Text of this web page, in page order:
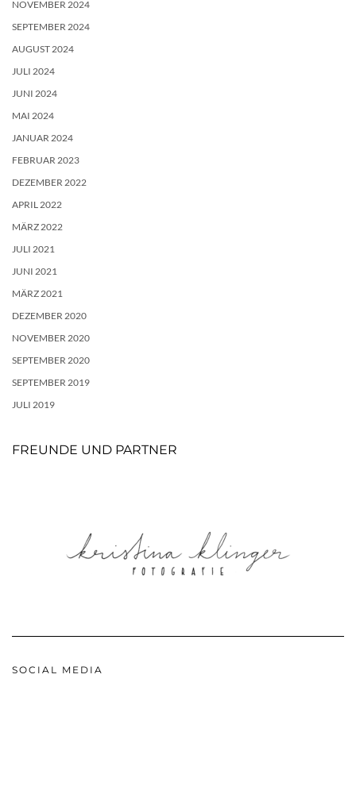
NOVEMBER 2024
SEPTEMBER 2024
AUGUST 2024
JULI 2024
JUNI 2024
MAI 2024
JANUAR 2024
FEBRUAR 2023
DEZEMBER 2022
APRIL 2022
MÄRZ 2022
JULI 2021
JUNI 2021
MÄRZ 2021
DEZEMBER 2020
NOVEMBER 2020
SEPTEMBER 2020
SEPTEMBER 2019
JULI 2019
FREUNDE UND PARTNER
SOCIAL MEDIA